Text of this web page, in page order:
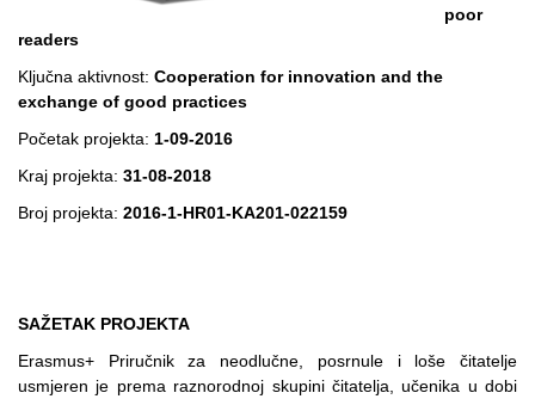
poor
readers
Ključna aktivnost: Cooperation for innovation and the
exchange of good practices
Početak projekta: 1-09-2016
Kraj projekta: 31-08-2018
Broj projekta: 2016-1-HR01-KA201-022159
SAŽETAK PROJEKTA
Erasmus+ Priručnik za neodlučne, posrnule i loše čitatelje
usmjeren je prema raznorodnoj skupini čitatelja, učenika u dobi